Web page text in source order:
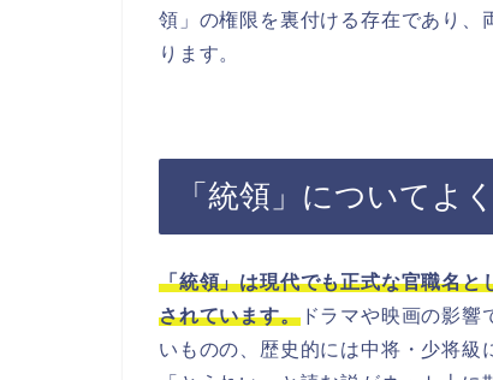
領」の権限を裏付ける存在であり、
ります。
「統領」についてよ
「統領」は現代でも正式な官職名と
されています。ドラマや映画の影響
いものの、歴史的には中将・少将級